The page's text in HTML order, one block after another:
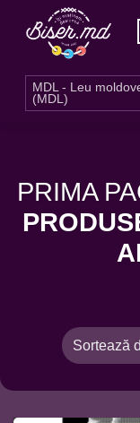
MDL - Leu
(MDL)
PRIMA